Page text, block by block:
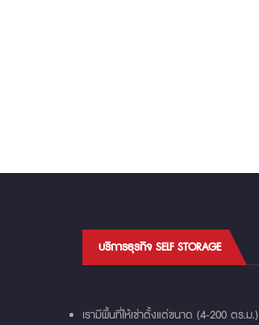
บริการธุรกิจ SELF STORAGE
เรามีพื้นที่ให้เช่าตั้งแต่ขนาด (4-200 ตร.ม.)